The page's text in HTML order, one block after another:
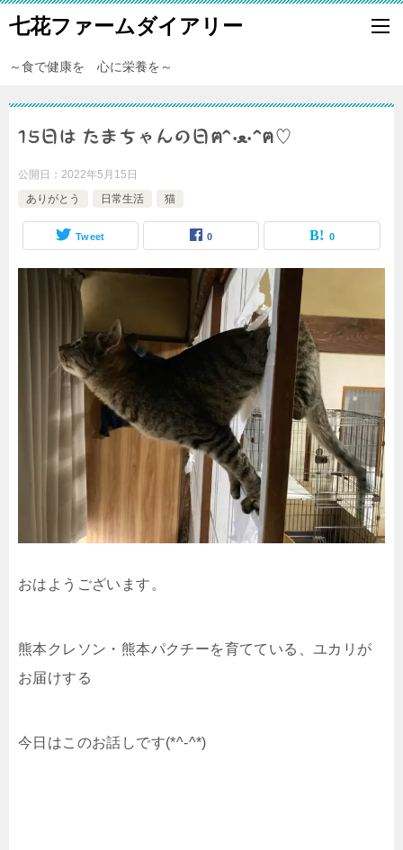
七花ファームダイアリー
～食で健康を 心に栄養を～
15日は たまちゃんの日ฅ^•ﻌ•^ฅ♡
公開日： 2022年5月15日
ありがとう
日常生活 猫
Tweet 0 0
おはようございます。
熊本クレソン・熊本パクチーを育てている、ユカリが
お届けする
今日はこのお話しです(*^-^*)